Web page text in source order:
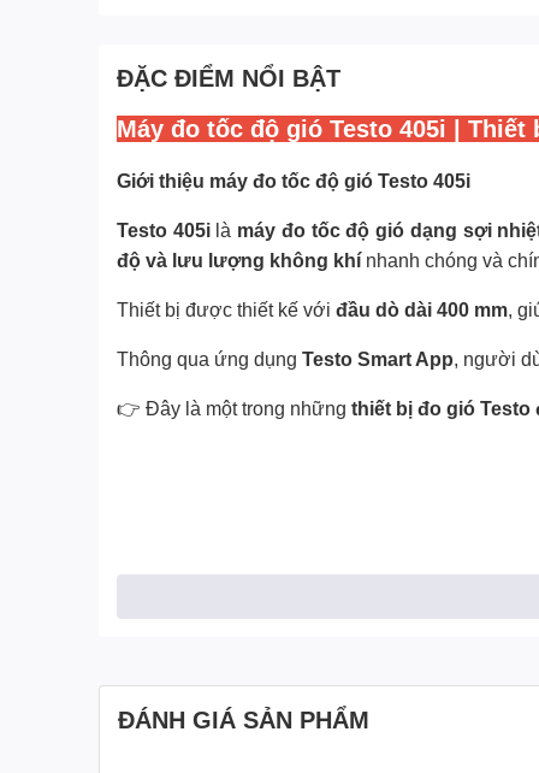
ĐẶC ĐIỂM NỔI BẬT
Máy đo tốc độ gió Testo 405i |
Giới thiệu máy đo tốc độ gió Testo 405i
Testo 405ilà máy đo tốc độ gió dạng sợi
độ và lưu lượng không khí nhanh chóng và
Thiết bị được thiết kế với đầu dò dài 400 mm,
Thông qua ứng dụng Testo Smart App, người
👉 Đây là một trong những thiết bị đo gió Testo
ĐÁNH GIÁ SẢN PHẨM